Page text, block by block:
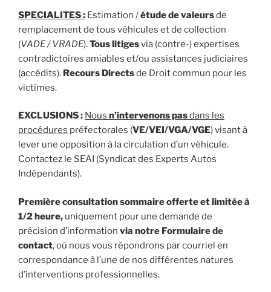
SPECIALITES : Estimation /étude de valeursde
remplacement de tous véhicules et de collection
(VADE / VRADE).Tous litigesvia (contre-) expertises
contradictoires amiables et/ou assistances judiciaires
(accédits). Recours Directsde Droit commun pour les
victimes.
EXCLUSIONS : Nous n’intervenons pasdans les
procédures préfectorales (VE/VEI/VGA/VGE) visant à
lever une opposition à la circulation d’un véhicule.
Contactez le SEAI (Syndicat des Experts Autos
Indépendants).
Première consultation sommaire offerte et limitée à
1/2 heure, uniquement pour une demande de
précision d’information via notre Formulaire de
contact, où nous vous répondrons par courriel en
correspondance à l’une de nos différentes natures
d’interventions professionnelles.